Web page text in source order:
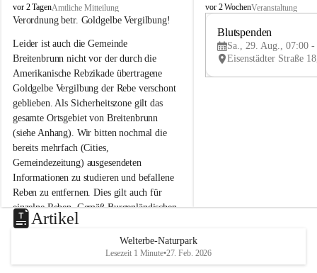
B
r
i
t
e
n
b
r
u
n
n
a
m
N
e
u
s
d
vor 2 TagenAmtliche Mitteilung
Verordnung betr. Goldgelbe Vergilbung!
Leider ist auch die Gemeinde
Breitenbrunn nicht vor der durch die
Amerikanische Rebzikade übertragene
Goldgelbe Vergilbung der Rebe verschont
geblieben. Als Sicherheitszone gilt das
gesamte Ortsgebiet von Breitenbrunn
(siehe Anhang). Wir bitten nochmal die
bereits mehrfach (Cities,
Gemeindezeitung) ausgesendeten
Informationen zu studieren und befallene
Reben zu entfernen. Dies gilt auch für
einzelne Reben. Gemäß Burgenländischen
Weinbaugesetz sind nicht gepflegte oder
unzulässige Weingärten zu roden! Bitte
helfen wir zusammen um unsere Winzer
vor den prognostizierten Ernteausfällen
B
e
u
e
d
vor 2 WochenVeranstaltung
Blutspenden
Sa., 29. Aug., 07:00 -
Artikel
Welterbe-Naturpark
Lesezeit 1 Minute•27. Feb. 2026